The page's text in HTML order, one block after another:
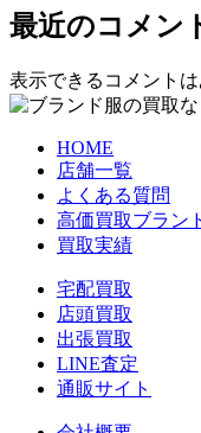
最近のコメン
表示できるコメントは
HOME
店舗一覧
よくある質問
高価買取ブラン
買取実績
宅配買取
店頭買取
出張買取
LINE査定
通販サイト